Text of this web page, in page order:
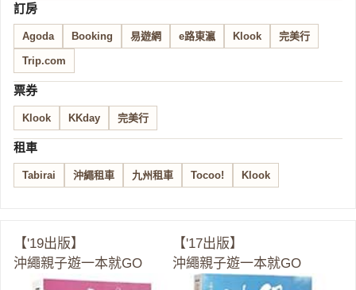
訂房
Agoda Booking 易遊網 e路東瀛 Klook 完美行
Trip.com
票券
Klook KKday 完美行
租車
Tabirai 沖繩租車 九州租車 Tocoo! Klook
【'19出版】
沖繩親子遊一本就GO
【'17出版】
沖繩親子遊一本就GO